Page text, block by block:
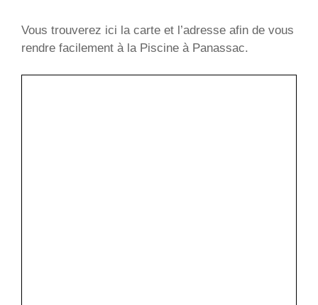
Vous trouverez ici la carte et l’adresse afin de vous
rendre facilement à la Piscine à Panassac.